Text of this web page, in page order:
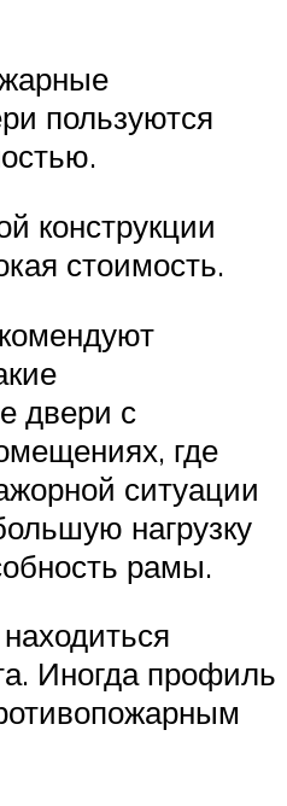
пользуются
конструкции
стоимость.
двери с
где
ситуации
нагрузку
рамы.
Иногда профиль